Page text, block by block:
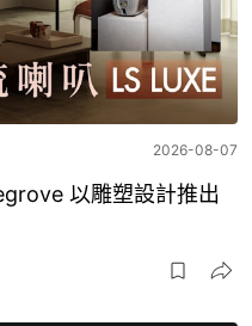
2026-08-07
以雕塑設計推出